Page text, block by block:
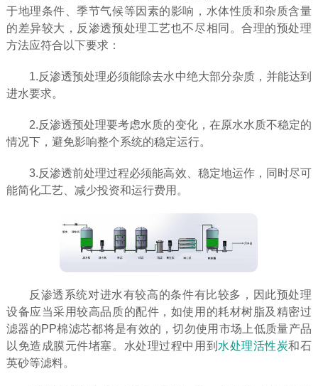
于地理条件、季节气候等因素的影响，水体性质和杂质含量
的差异较大，反渗透预处理工艺也不尽相同。合理的预处理
方法应符合以下要求：
1.反渗透预处理必须能除去水中绝大部分杂质，并能达到
进水要求。
2.反渗透预处理要考虑水质的变化，在原水水质不稳定的
情况下，避免影响整个系统的稳定运行。
3.反渗透前处理过程必须能高效、稳定地运作，同时尽可
能简化工艺、减少投资和运行费用。
反渗透系统对进水有较高的条件有比较多，因此预处理
设备应当采用较高品质的配件，如使用的耗材树脂及精密过
滤器的PP棉滤芯都将是有效的，切勿使用市场上低质量产品
以免造成膜元件堵塞。水处理过程中用到 水处理活性炭和石
英砂等滤料。